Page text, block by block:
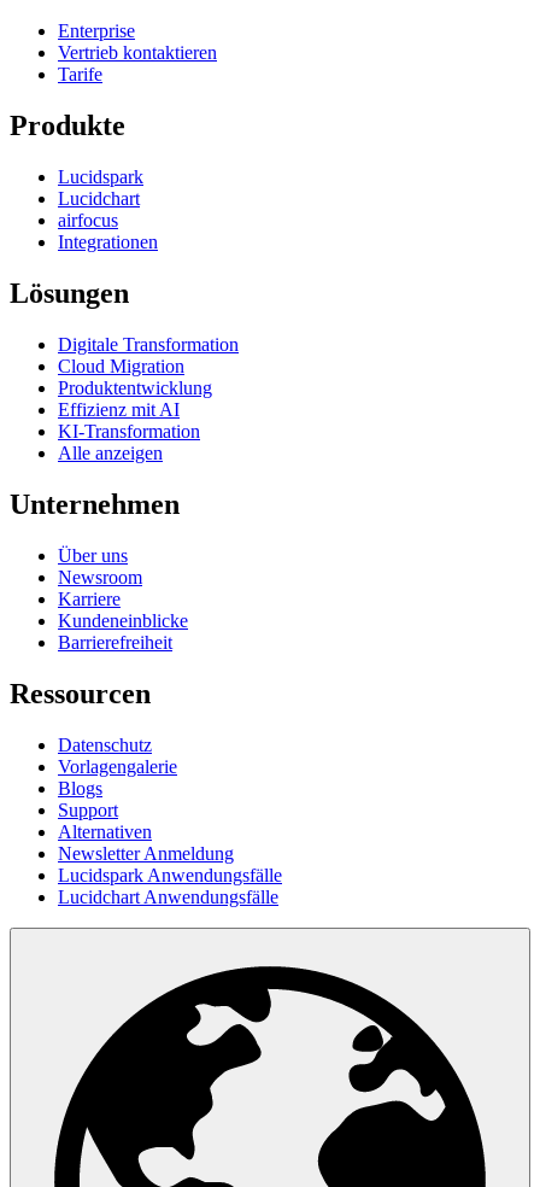
Enterprise
Vertrieb kontaktieren
Tarife
Produkte
Lucidspark
Lucidchart
airfocus
Integrationen
Lösungen
Digitale Transformation
Cloud Migration
Produktentwicklung
Effizienz mit AI
KI-Transformation
Alle anzeigen
Unternehmen
Über uns
Newsroom
Karriere
Kundeneinblicke
Barrierefreiheit
Ressourcen
Datenschutz
Vorlagengalerie
Blogs
Support
Alternativen
Newsletter Anmeldung
Lucidspark Anwendungsfälle
Lucidchart Anwendungsfälle